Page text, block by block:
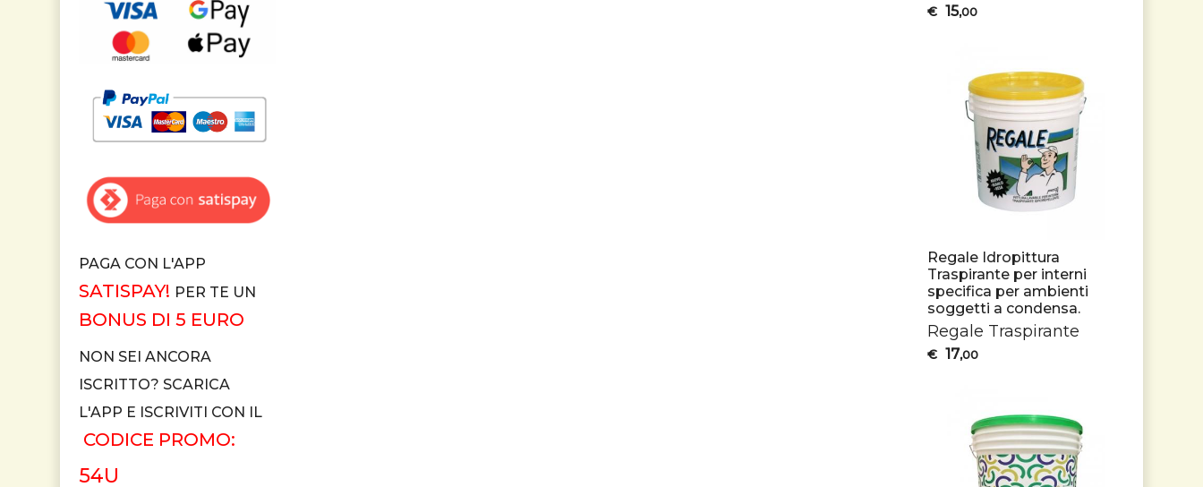
PAGA CON L'APP
SATISPAY! PER TE UN
BONUS DI 5 EURO
NON SEI ANCORA
ISCRITTO? SCARICA
L'APP E ISCRIVITI CON IL
CODICE PROMO:
54U
€ 15,00
Regale Idropittura
Traspirante per interni
specifica per ambienti
soggetti a condensa.
Regale Traspirante
€ 17,00